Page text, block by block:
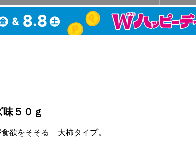
５０ｇ
欲をそそる 大柿タイプ。